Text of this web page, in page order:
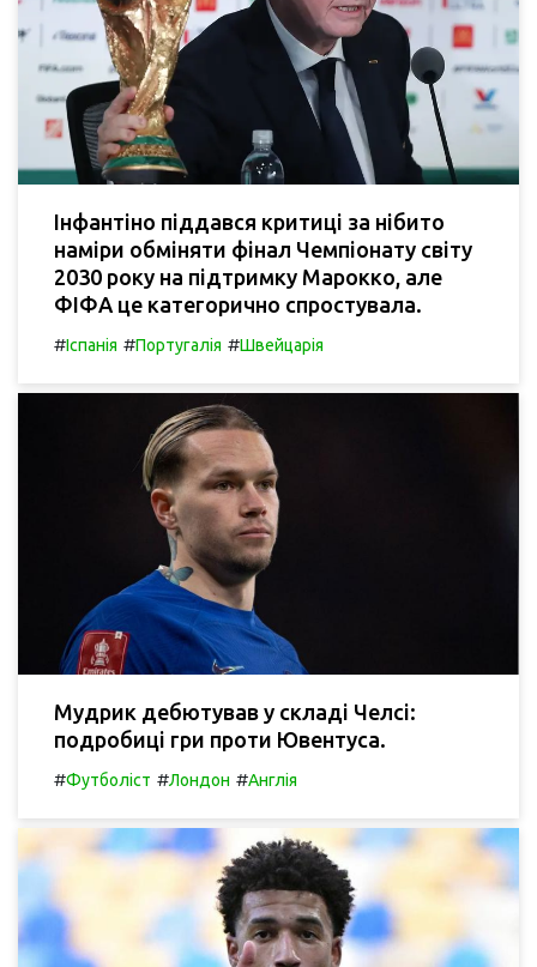
Інфантіно піддався критиці за нібито
наміри обміняти фінал Чемпіонату світу
2030 року на підтримку Марокко, але
ФІФА це категорично спростувала.
#Іспанія #Португалія #Швейцарія
Мудрик дебютував у складі Челсі:
подробиці гри проти Ювентуса.
#Футболіст #Лондон #Англія